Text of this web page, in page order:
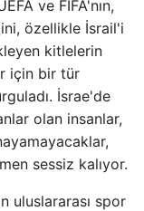
ve FIFA'nın,
özellikle İsrail'i
kitlelerin
için bir tür
İsrae'de
olan insanlar,
sessiz kalıyor.
uluslararası spor